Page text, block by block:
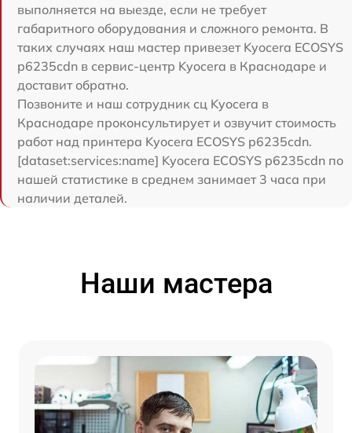
выполняется на выезде, если не требует
габаритного оборудования и сложного ремонта. В
таких случаях наш мастер привезет Kyocera ECOSYS
p6235cdn в сервис-центр Kyocera в Краснодаре и
доставит обратно.
Позвоните и наш сотрудник сц Kyocera в
Краснодаре проконсультирует и озвучит стоимость
работ над принтера Kyocera ECOSYS p6235cdn.
[dataset:services:name] Kyocera ECOSYS p6235cdn по
нашей статистике в среднем занимает 3 часа при
наличии деталей.
Наши мастера